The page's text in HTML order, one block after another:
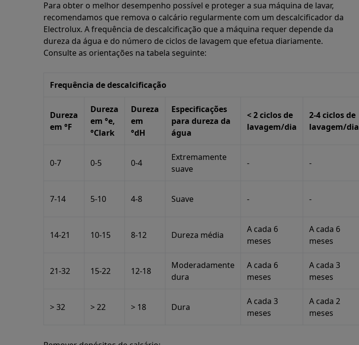
Para obter o melhor desempenho possível e proteger a sua máquina de lavar,
recomendamos que remova o calcário regularmente com um descalcificador da
Electrolux. A frequência de descalcificação que a máquina requer depende da
dureza da água e do número de ciclos de lavagem que efetua diariamente.
Consulte as orientações na tabela seguinte:
Frequência de descalcificação
Dureza
em °F
Dureza
em °e,
°Clark
Dureza
em
°dH
Especificações
para dureza da
água
< 2 ciclos de
lavagem/dia
2-4 ciclos de
lavagem/dia
0-7 0-5 0-4
Extremamente
suave
- -
7-14 5-10 4-8 Suave - -
14-21 10-15 8-12 Dureza média
A cada 6
meses
A cada 6
meses
21-32 15-22 12-18
Moderadamente
dura
A cada 6
meses
A cada 3
meses
> 32 > 22 > 18 Dura
A cada 3
meses
A cada 2
meses